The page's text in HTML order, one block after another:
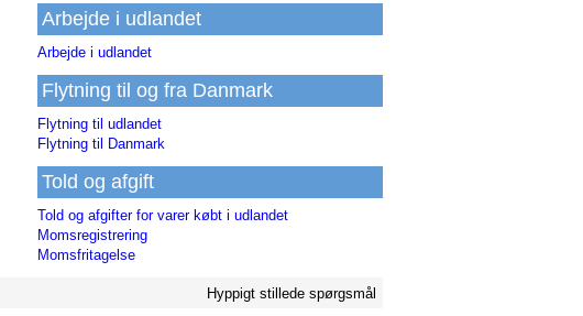
Arbejde i udlandet
Arbejde i udlandet
Flytning til og fra Danmark
Flytning til udlandet
Flytning til Danmark
Told og afgift
Told og afgifter for varer købt i udlandet
Momsregistrering
Momsfritagelse
Hyppigt stillede spørgsmål